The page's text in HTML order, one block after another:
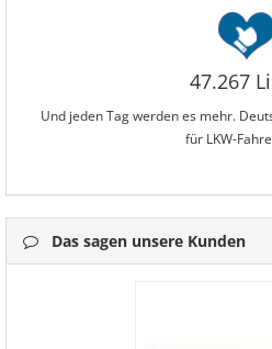
47.267
Und jeden Tag werden es mehr.
für LKW-
Das sagen unsere Kunden